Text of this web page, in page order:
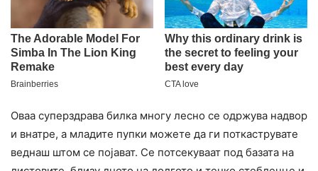
Оваа суперздрава билка многу лесно се одржува надвор
и внатре, а младите пупки можете да ги поткаструвате
веднаш штом се појават. Се потсекуваат под базата на